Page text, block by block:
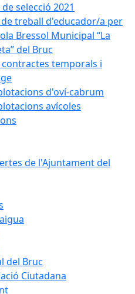
selecció 2021
de treball d'educador/a per
Bressol Municipal “La
del Bruc
contractes temporals i
d'oví-cabrum
avícoles
de l'Ajuntament del
del Bruc
Ciutadana